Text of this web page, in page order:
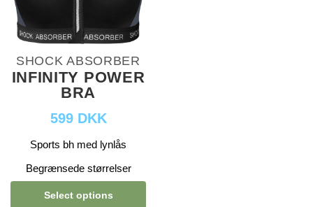
SHOCK ABSORBER
INFINITY POWER
BRA
599 DKK
Sports bh med lynlås
Begrænsede størrelser
Select options